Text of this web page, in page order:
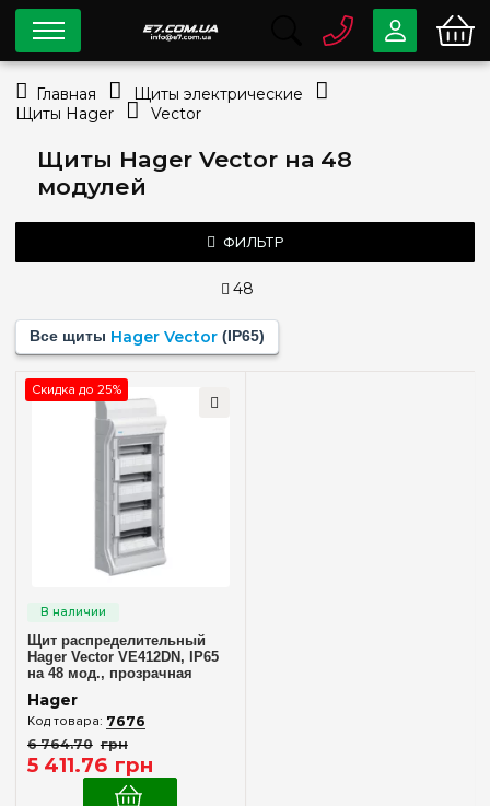
Щиты Hager Vector на 48
модулей
ФИЛЬТР
Наружный(1)
Количество модулей
(+1)
36
48
54(+1)
Комплектация клеммами PE+N
В комплекте
48
Все щиты Hager Vector (IP65)
Скидка до 25%
Щит распределительный
Hager Vector VE412DN, IP65
на 48 мод., прозрачная
Hager
7676
6 764.70 грн
5 411.76 грн
0 800 33-63-07
044 334-79-78
Главная
Щиты электрические
Щиты Hager
Vector